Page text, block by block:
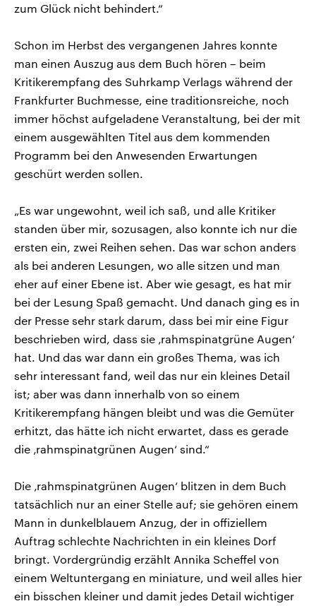
zum Glück nicht behindert.“
Schon im Herbst des vergangenen Jahres konnte
man einen Auszug aus dem Buch hören – beim
Kritikerempfang des Suhrkamp Verlags während der
Frankfurter Buchmesse, eine traditionsreiche, noch
immer höchst aufgeladene Veranstaltung, bei der mit
einem ausgewählten Titel aus dem kommenden
Programm bei den Anwesenden Erwartungen
geschürt werden sollen.
„Es war ungewohnt, weil ich saß, und alle Kritiker
standen über mir, sozusagen, also konnte ich nur die
ersten ein, zwei Reihen sehen. Das war schon anders
als bei anderen Lesungen, wo alle sitzen und man
eher auf einer Ebene ist. Aber wie gesagt, es hat mir
bei der Lesung Spaß gemacht. Und danach ging es in
der Presse sehr stark darum, dass bei mir eine Figur
beschrieben wird, dass sie ‚rahmspinatgrüne Augen‘
hat. Und das war dann ein großes Thema, was ich
sehr interessant fand, weil das nur ein kleines Detail
ist; aber was dann innerhalb von so einem
Kritikerempfang hängen bleibt und was die Gemüter
erhitzt, das hätte ich nicht erwartet, dass es gerade
die ‚rahmspinatgrünen Augen‘ sind.“
Die ‚rahmspinatgrünen Augen‘ blitzen in dem Buch
tatsächlich nur an einer Stelle auf; sie gehören einem
Mann in dunkelblauem Anzug, der in offiziellem
Auftrag schlechte Nachrichten in ein kleines Dorf
bringt. Vordergründig erzählt Annika Scheffel von
einem Weltuntergang en miniature, und weil alles hier
ein bisschen kleiner und damit jedes Detail wichtiger